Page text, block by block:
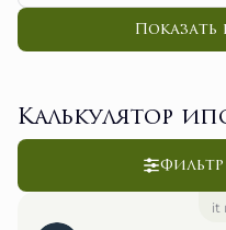
Показать
Калькулятор
it